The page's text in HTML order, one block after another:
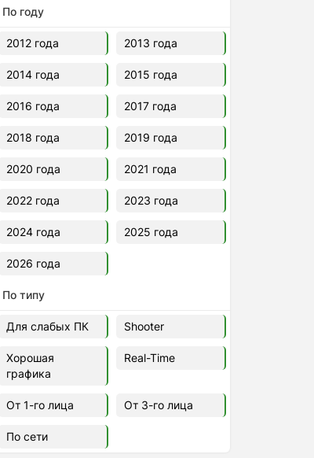
По году
2012 года 2013 года
2014 года 2015 года
2016 года 2017 года
2018 года 2019 года
2020 года 2021 года
2022 года 2023 года
2024 года 2025 года
2026 года
По типу
Для слабых ПК Shooter
Хорошая
графика
Real-Time
От 1-го лица От 3-го лица
По сети